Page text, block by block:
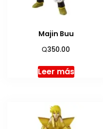
Majin Buu
Q350.00
Leer más